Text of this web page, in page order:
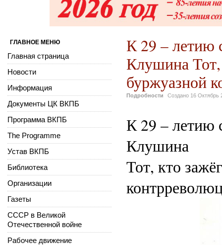
К 29 – летию
Клушина Тот,
буржуазной
Подробности Создано 16 Октябрь
К 29 – летию
Клушина
Тот, кто
ГЛАВНОЕ МЕНЮ
Главная страница
Новости
Информация
Документы ЦК ВКПБ
Программа ВКПБ
The Programme
Устав ВКПБ
Библиотека
Организации
Газеты
СССР в Великой
Отечественной войне
Рабочее движение